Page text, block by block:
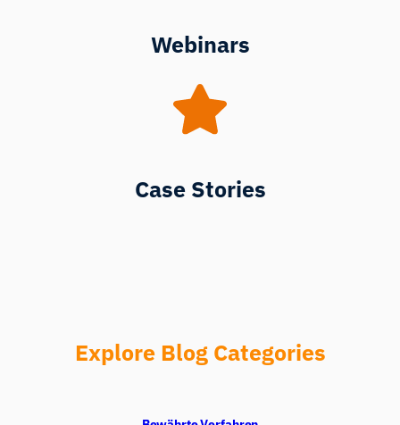
Webinars
Case Stories
Explore Blog Categories